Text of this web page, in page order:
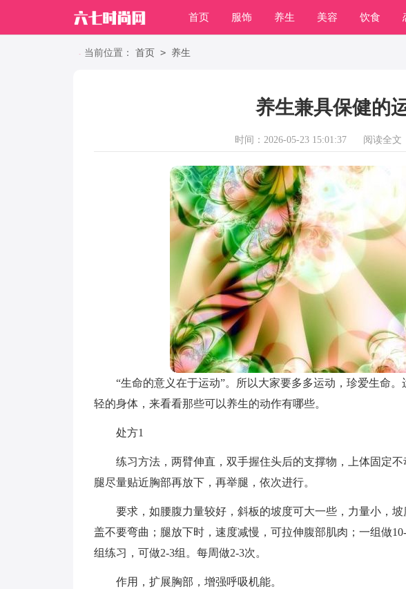
首页 服饰 养生 美容 饮食
职场
当前位置： 首页 > 养生
养生兼具保健的
时间：2026-05-23 15:01:37 阅读全文
“生命的意义在于运动”。所以大家要多多运动，珍爱生命
轻的身体，来看看那些可以养生的动作有哪些。
处方1
练习方法，两臂伸直，双手握住头后的支撑物，上体固定
腿尽量贴近胸部再放下，再举腿，依次进行。
要求，如腰腹力量较好，斜板的坡度可大一些，力量小，
盖不要弯曲；腿放下时，速度减慢，可拉伸腹部肌肉；一组做
组练习，可做2-3组。每周做2-3次。
作用，扩展胸部，增强呼吸机能。